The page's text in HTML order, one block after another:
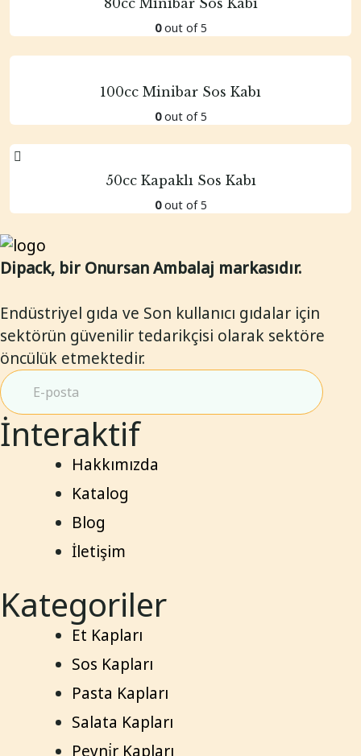
80cc Minibar Sos Kabı
0out of 5
100cc Minibar Sos Kabı
0out of 5
50cc Kapaklı Sos Kabı
0out of 5
Dipack, bir Onursan Ambalaj markasıdır.
Endüstriyel gıda ve Son kullanıcı gıdalar için
sektörün güvenilir tedarikçisi olarak sektöre
öncülük etmektedir.
İnteraktif
Hakkımızda
Katalog
Blog
İletişim
Kategoriler
Et Kapları
Sos Kapları
Pasta Kapları
Salata Kapları
Peyni̇r Kapları